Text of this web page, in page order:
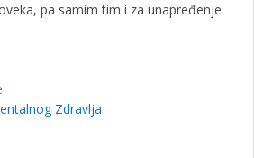
pa samim tim i za unapređenje
Zdravlja